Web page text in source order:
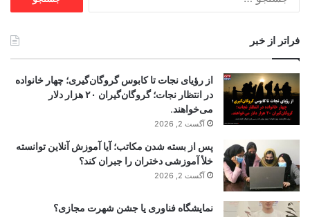
فراتر از خبر
از رؤیای نجات تا کابوس گروگان‌گیری؛ چهار خانواده
در انتظار نجات؛ گروگان‌گیران ۲۰ هزار دلار
می‌خواهند.
آگست 2, 2026
پس از بسته شدن مکاتب؛ آیا آموزش آنلاین توانسته
خلأ آموزشی دختران را جبران کند؟
آگست 2, 2026
نمایشگاه فناوری یا جشن شهرت مجازی؟